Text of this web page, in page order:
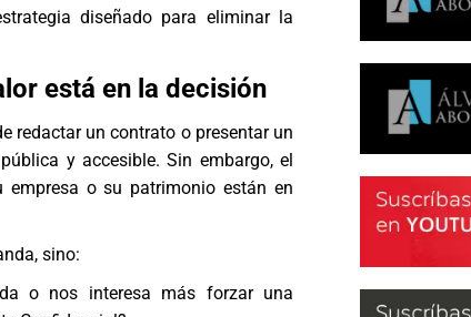
diseñado para eliminar la
está en la decisión
redactar un contrato o presentar un
y accesible. Sin embargo, el
o su patrimonio están en
sino:
o nos interesa más forzar una